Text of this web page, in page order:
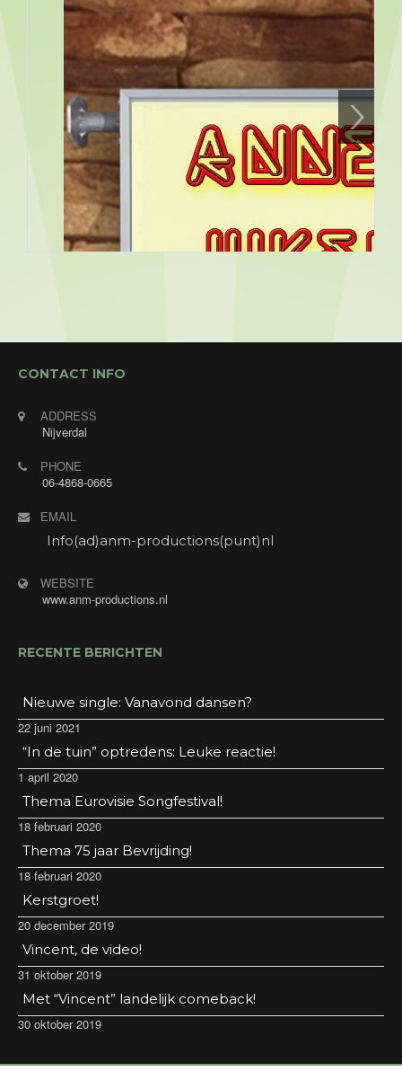
CONTACT INFO
ADDRESS
Nijverdal
PHONE
06-4868-0665
EMAIL
Info(ad)anm-productions(punt)nl
WEBSITE
www.anm-productions.nl
RECENTE BERICHTEN
Nieuwe single: Vanavond dansen?
22 juni 2021
“In de tuin” optredens: Leuke reactie!
1 april 2020
Thema Eurovisie Songfestival!
18 februari 2020
Thema 75 jaar Bevrijding!
18 februari 2020
Kerstgroet!
20 december 2019
Vincent, de video!
31 oktober 2019
Met “Vincent” landelijk comeback!
30 oktober 2019